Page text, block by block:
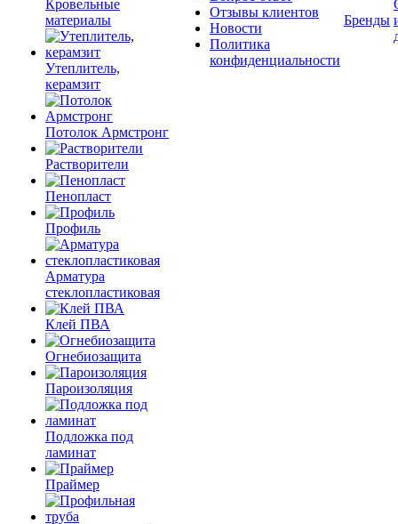
Кровельные
материалы
Утеплитель,
керамзит
Потолок Армстронг
Растворители
Пенопласт
Профиль
Арматура
стеклопластиковая
Клей ПВА
Огнебиозащита
Пароизоляция
Подложка под
ламинат
Праймер
Отзывы клиентов
Новости
Политика
конфиденциальности
Бренды